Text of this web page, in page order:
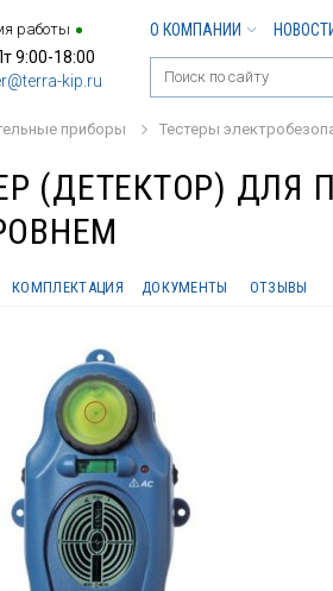
работы
9:00-18:00
kip.ru
О КОМПАНИИ
приборы Тестеры
(ДЕТЕКТОР)
КОМПЛЕКТАЦИЯ ДОКУМЕНТЫ ОТЗЫВЫ